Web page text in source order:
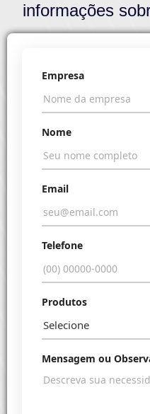
informações
Empresa
Nome
Email
Telefone
Produtos
Mensagem ou